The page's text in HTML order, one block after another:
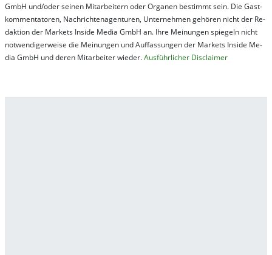
GmbH und/oder sei­nen Mit­ar­bei­tern oder Or­ga­nen be­stim­mt sein. Die Gast­
kom­men­ta­tor­en, Nach­rich­ten­ag­en­tur­en, Un­ter­neh­men ge­hör­en nicht der Re­
dak­tion der Mar­kets In­side Me­dia GmbH an. Ihre Mei­nung­en spie­geln nicht
not­wen­di­ger­wei­se die Mei­nung­en und Auf­fas­sung­en der Mar­kets In­side Me­
dia GmbH und de­ren Mit­ar­bei­ter wie­der.Aus­führ­lich­er Dis­clai­mer